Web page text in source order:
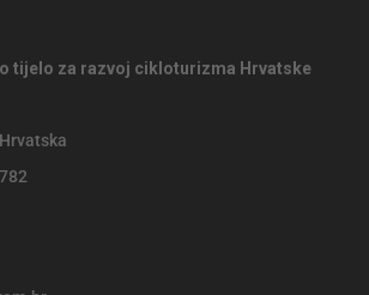
tijelo za razvoj cikloturizma Hrvatske